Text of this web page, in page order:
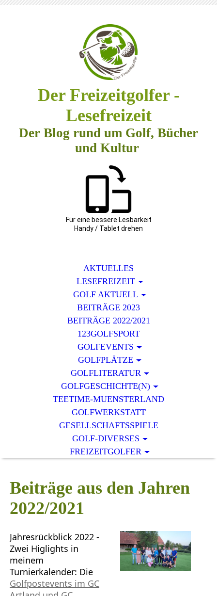
Der Freizeitgolfer -
Lesefreizeit
Der Blog rund um Golf, Bücher
und Kultur
Für eine bessere Lesbarkeit
Handy / Tablet drehen
AKTUELLES
LESEFREIZEIT
GOLF AKTUELL
BEITRÄGE 2023
BEITRÄGE 2022/2021
123GOLFSPORT
GOLFEVENTS
GOLFPLÄTZE
GOLFLITERATUR
GOLFGESCHICHTE(N)
TEETIME-MUENSTERLAND
GOLFWERKSTATT
GESELLSCHAFTSSPIELE
GOLF-DIVERSES
FREIZEITGOLFER
Beiträge aus den Jahren
2022/2021
Jahresrückblick 2022 -
Zwei Higlights in
meinem
Turnierkalender: Die
Golfpostevents im GC